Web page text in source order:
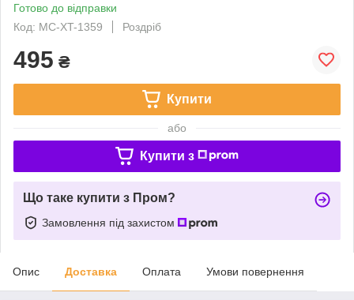
Готово до відправки
Код: MC-XT-1359
Роздріб
495 ₴
Купити
або
Купити з
Що таке купити з Пром?
Замовлення під захистом
Опис Доставка Оплата Умови повернення